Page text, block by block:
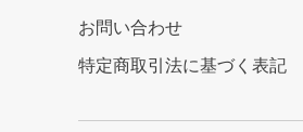
お問い合わせ
特定商取引法に基づく表記